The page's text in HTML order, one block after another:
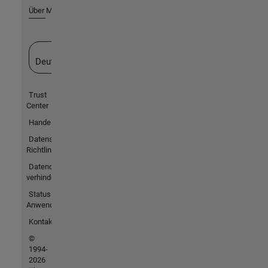
Über MathWorks
Deutschland
Trust
Center
Handelsmarken
Datenschutz-
Richtlinien
Datendiebstahl
verhindern
Status von
Anwendungen
Kontakt
©
1994-
2026